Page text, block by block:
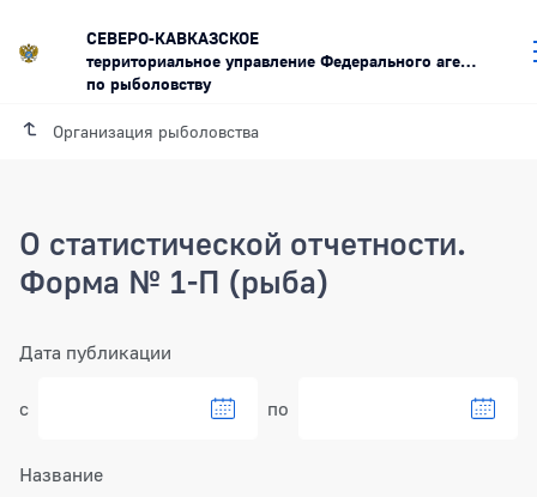
СЕВЕРО-КАВКАЗСКОЕ
территориальное управление Федерального агентства
по рыболовству
Организация рыболовства
О статистической отчетности.
Форма № 1-П (рыба)
Дата публикации
с
Выбрать дату в календаре
по
Название